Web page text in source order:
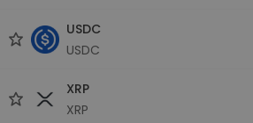
USDC
USDC
XRP
XRP